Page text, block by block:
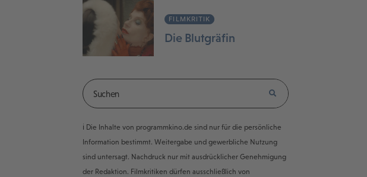
FILMKRITIK
Die Blutgräfin
ℹ️ Die Inhalte von programmkino.de sind nur für die persönliche
Information bestimmt. Weitergabe und gewerbliche Nutzung
sind untersagt. Nachdruck nur mit ausdrücklicher Genehmigung
der Redaktion. Filmkritiken dürfen ausschließlich von